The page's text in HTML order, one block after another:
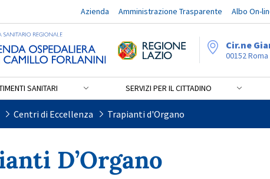
Azienda Amministrazione Trasparente Albo On-
Cir.ne
00152 Roma
SANITARI SERVIZI PER IL CITTADINO
Centri di Eccellenza Trapianti d'Organo
D’Organo